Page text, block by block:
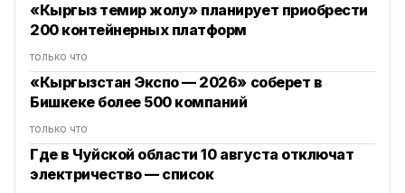
«Кыргыз темир жолу» планирует приобрести
200 контейнерных платформ
только что
«Кыргызстан Экспо — 2026» соберет в
Бишкеке более 500 компаний
только что
Где в Чуйской области 10 августа отключат
электричество — список